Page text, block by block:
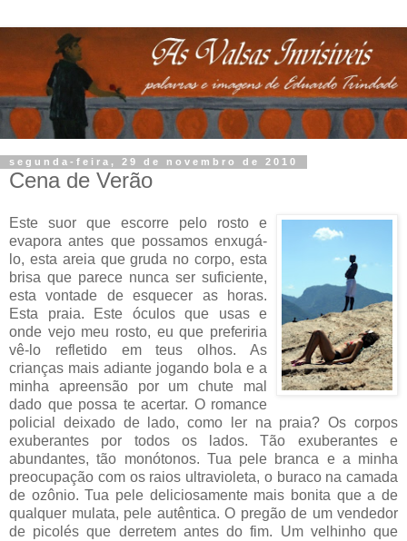
segunda-feira, 29 de novembro de 2010
Cena de Verão
Este suor que escorre pelo rosto e
evapora antes que possamos enxugá-
lo, esta areia que gruda no corpo, esta
brisa que parece nunca ser suficiente,
esta vontade de esquecer as horas.
Esta praia. Este óculos que usas e
onde vejo meu rosto, eu que preferiria
vê-lo refletido em teus olhos. As
crianças mais adiante jogando bola e a
minha apreensão por um chute mal
dado que possa te acertar. O romance
policial deixado de lado, como ler na praia? Os corpos
exuberantes por todos os lados. Tão exuberantes e
abundantes, tão monótonos. Tua pele branca e a minha
preocupação com os raios ultravioleta, o buraco na camada
de ozônio. Tua pele deliciosamente mais bonita que a de
qualquer mulata, pele autêntica. O pregão de um vendedor
de picolés que derretem antes do fim. Um velhinho que